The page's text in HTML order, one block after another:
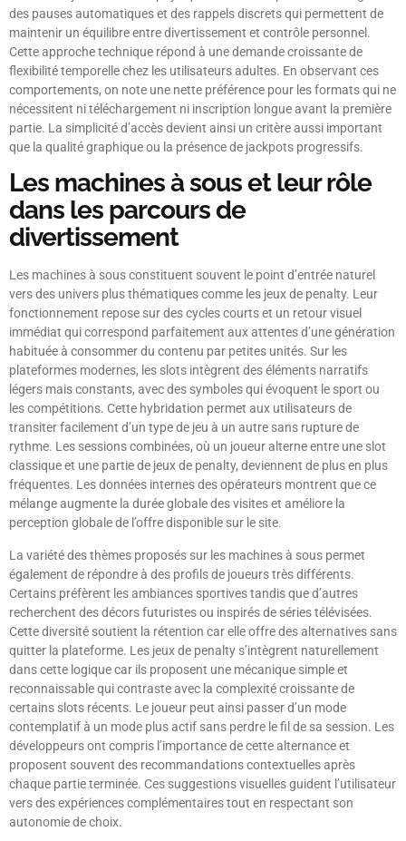
des pauses automatiques et des rappels discrets qui permettent de
maintenir un équilibre entre divertissement et contrôle personnel.
Cette approche technique répond à une demande croissante de
flexibilité temporelle chez les utilisateurs adultes. En observant ces
comportements, on note une nette préférence pour les formats qui ne
nécessitent ni téléchargement ni inscription longue avant la première
partie. La simplicité d’accès devient ainsi un critère aussi important
que la qualité graphique ou la présence de jackpots progressifs.
Les machines à sous et leur rôle
dans les parcours de
divertissement
Les machines à sous constituent souvent le point d’entrée naturel
vers des univers plus thématiques comme les jeux de penalty. Leur
fonctionnement repose sur des cycles courts et un retour visuel
immédiat qui correspond parfaitement aux attentes d’une génération
habituée à consommer du contenu par petites unités. Sur les
plateformes modernes, les slots intègrent des éléments narratifs
légers mais constants, avec des symboles qui évoquent le sport ou
les compétitions. Cette hybridation permet aux utilisateurs de
transiter facilement d’un type de jeu à un autre sans rupture de
rythme. Les sessions combinées, où un joueur alterne entre une slot
classique et une partie de jeux de penalty, deviennent de plus en plus
fréquentes. Les données internes des opérateurs montrent que ce
mélange augmente la durée globale des visites et améliore la
perception globale de l’offre disponible sur le site.
La variété des thèmes proposés sur les machines à sous permet
également de répondre à des profils de joueurs très différents.
Certains préfèrent les ambiances sportives tandis que d’autres
recherchent des décors futuristes ou inspirés de séries télévisées.
Cette diversité soutient la rétention car elle offre des alternatives sans
quitter la plateforme. Les jeux de penalty s’intègrent naturellement
dans cette logique car ils proposent une mécanique simple et
reconnaissable qui contraste avec la complexité croissante de
certains slots récents. Le joueur peut ainsi passer d’un mode
contemplatif à un mode plus actif sans perdre le fil de sa session. Les
développeurs ont compris l’importance de cette alternance et
proposent souvent des recommandations contextuelles après
chaque partie terminée. Ces suggestions visuelles guident l’utilisateur
vers des expériences complémentaires tout en respectant son
autonomie de choix.